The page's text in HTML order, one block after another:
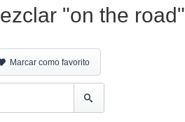
"on the road"
Marcar como favorito